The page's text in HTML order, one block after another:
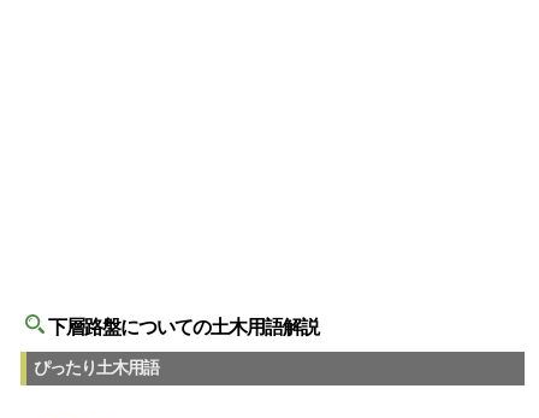
下層路盤についての土木用語解説
ぴったり土木用語